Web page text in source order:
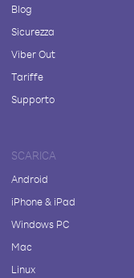
Blog
Sicurezza
Viber Out
Tariffe
Supporto
SCARICA
Android
iPhone & iPad
Windows PC
Mac
Linux